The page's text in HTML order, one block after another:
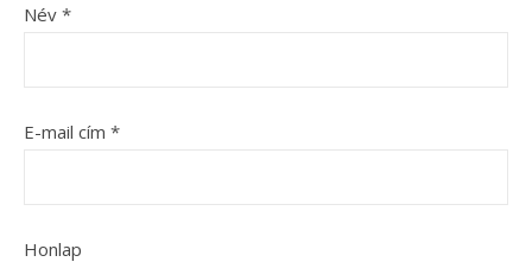
Név *
E-mail cím *
Honlap